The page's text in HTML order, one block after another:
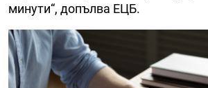
минути“, допълва ЕЦБ.